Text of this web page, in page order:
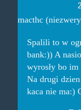
macthc
Spalili to w
bank:)) A
wyrosły bo im
Na drugi
kaca nie ma:)